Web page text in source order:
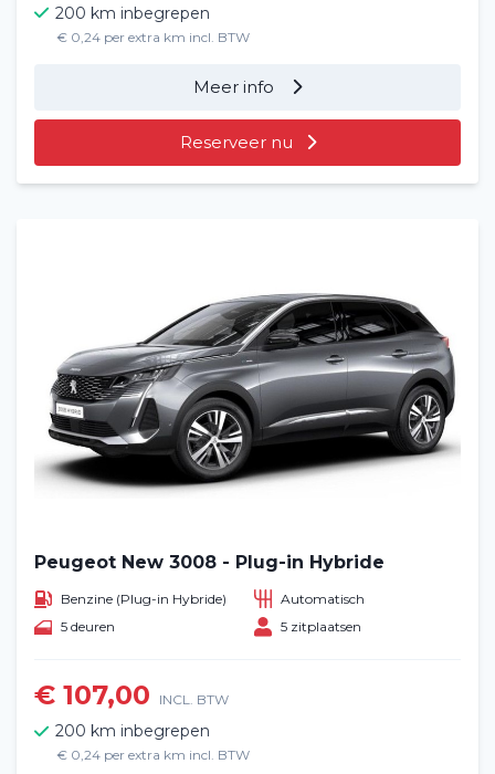
200 km inbegrepen
€ 0,24 per extra km incl. BTW
Meer info
Reserveer nu
Peugeot New 3008 - Plug-in Hybride
Benzine (Plug-in Hybride)
Automatisch
5 deuren
5 zitplaatsen
€ 107,00 INCL. BTW
200 km inbegrepen
€ 0,24 per extra km incl. BTW